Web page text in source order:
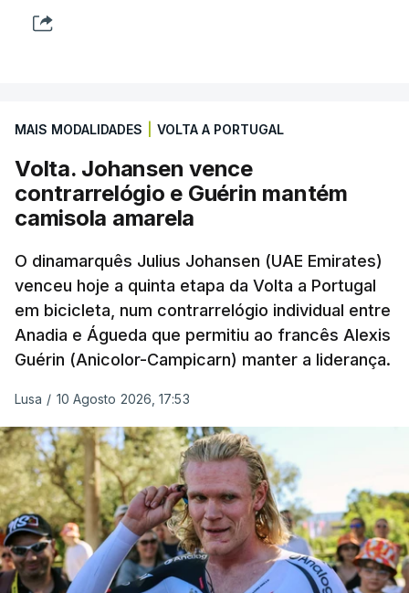
MAIS MODALIDADES VOLTA A PORTUGAL
Volta. Johansen vence
contrarrelógio e Guérin mantém
camisola amarela
O dinamarquês Julius Johansen (UAE Emirates)
venceu hoje a quinta etapa da Volta a Portugal
em bicicleta, num contrarrelógio individual entre
Anadia e Águeda que permitiu ao francês Alexis
Guérin (Anicolor-Campicarn) manter a liderança.
Lusa / 10 Agosto 2026, 17:53